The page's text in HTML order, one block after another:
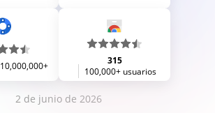
10,000,000+
315
100,000+ usuarios
2 de junio de 2026